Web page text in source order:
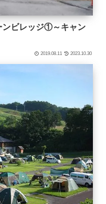
ンビレッジ①～キャン
2019.08.11 2023.10.30